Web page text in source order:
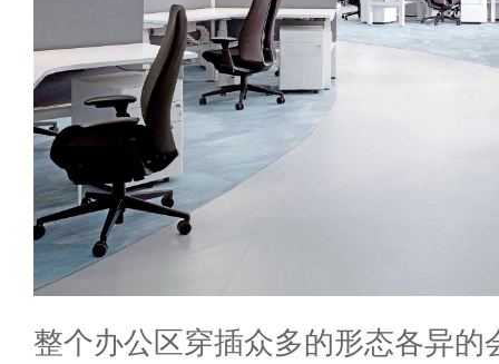
整个办公区穿插众多的形态各异的